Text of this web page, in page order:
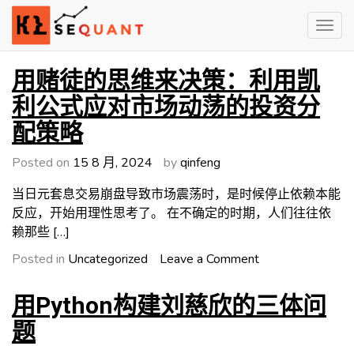
Skip
content
klsequant
Engineered Wealth
用赌徒的思维来决策：利用凯
利公式应对市场动荡的投资分
配策略
Posted on 15 8 月, 2024 byqinfeng
当日元套息交易崩盘导致市场震荡时，是时候停止依赖本能
反应，开始用理性思考了。 在不确定的时期，人们往往依
赖那些 […]
Posted in Uncategorized Leave a Commenton
赌
徒
用Python构建刘慈欣的三体问
题